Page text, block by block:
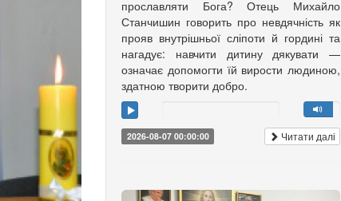
прославляти Бога? Отець Михайло
Станчишин говорить про невдячність як
прояв внутрішньої сліпоти й гордині та
нагадує: навчити дитину дякувати —
означає допомогти їй вирости людиною,
здатною творити добро.
2026-08-07 00:00:00 Читати далі